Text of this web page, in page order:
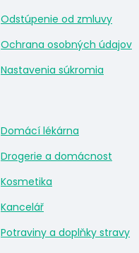
Domácí lékárna
Drogerie a domácnost
Kosmetika
Kancelář
Potraviny a doplňky stravy
Odstúpenie od zmluvy
Ochrana osobných údajov
Nastavenia súkromia